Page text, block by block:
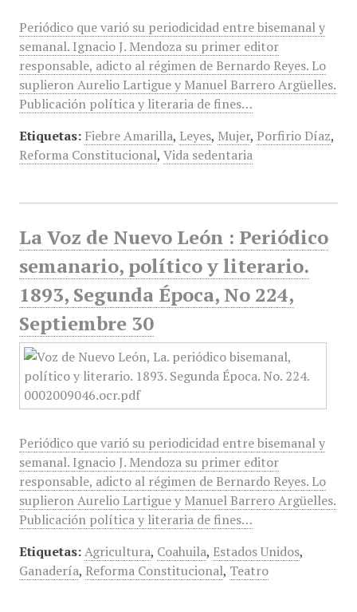
Periódico que varió su periodicidad entre bisemanal y
semanal. Ignacio J. Mendoza su primer editor
responsable, adicto al régimen de Bernardo Reyes. Lo
suplieron Aurelio Lartigue y Manuel Barrero Argüelles.
Publicación política y literaria de fines…
Etiquetas: Fiebre Amarilla, Leyes, Mujer, Porfirio Díaz,
Reforma Constitucional, Vida sedentaria
La Voz de Nuevo León : Periódico
semanario, político y literario.
1893, Segunda Época, No 224,
Septiembre 30
Periódico que varió su periodicidad entre bisemanal y
semanal. Ignacio J. Mendoza su primer editor
responsable, adicto al régimen de Bernardo Reyes. Lo
suplieron Aurelio Lartigue y Manuel Barrero Argüelles.
Publicación política y literaria de fines…
Etiquetas: Agricultura, Coahuila, Estados Unidos,
Ganadería, Reforma Constitucional, Teatro